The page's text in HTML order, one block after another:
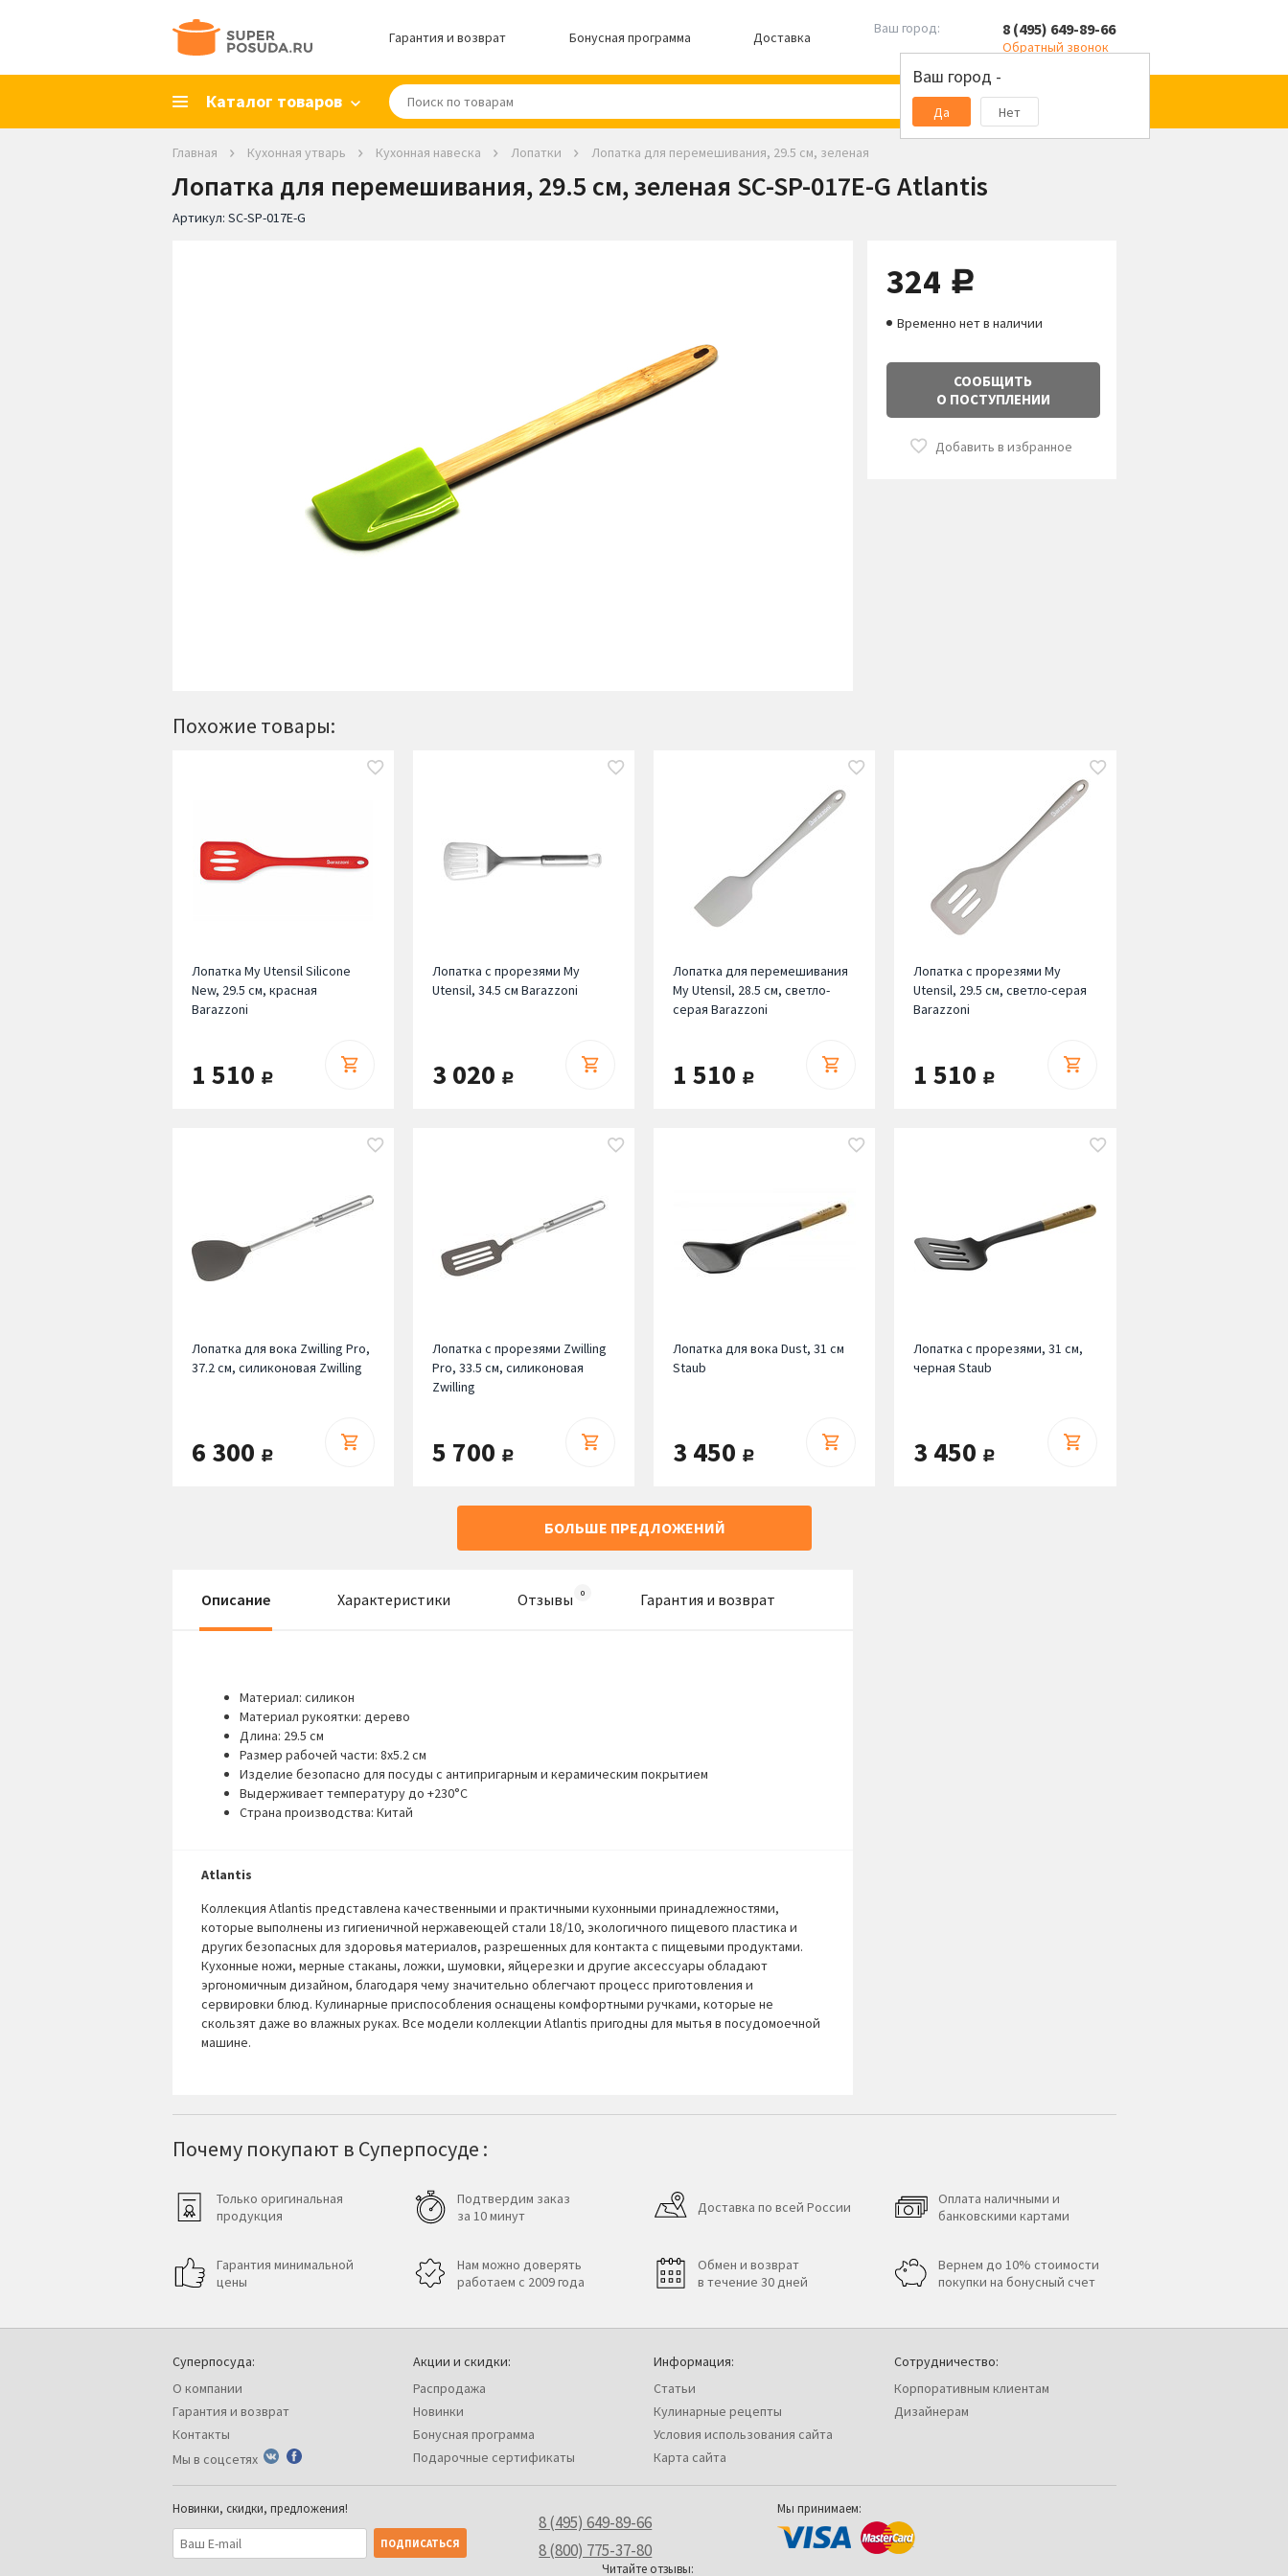
Гарантия и возврат Бонусная программа Доставка
Ваш город:
Ваш город -
Да Нет
8 (495) 649-89-66
Обратный звонок
Каталог товаров
Главная Кухонная утварь Кухонная навеска Лопатки Лопатка для перемешивания, 29.5 см, зеленая
Лопатка для перемешивания, 29.5 см, зеленая SC-SP-017E-G Atlantis
Артикул: SC-SP-017E-G
324 руб.
Временно нет в наличии
СООБЩИТЬ
О ПОСТУПЛЕНИИ
Добавить в избранное
Похожие товары:
Лопатка My Utensil Silicone
New, 29.5 см, красная
Barazzoni
1 510 руб.
Лопатка с прорезями My
Utensil, 34.5 см Barazzoni
3 020 руб.
Лопатка для перемешивания
My Utensil, 28.5 см, светло-
серая Barazzoni
1 510 руб.
Лопатка с прорезями My
Utensil, 29.5 см, светло-серая
Barazzoni
1 510 руб.
Лопатка для вока Zwilling Pro,
37.2 см, силиконовая Zwilling
6 300 руб.
Лопатка с прорезями Zwilling
Pro, 33.5 см, силиконовая
Zwilling
5 700 руб.
Лопатка для вока Dust, 31 см
Staub
3 450 руб.
Лопатка с прорезями, 31 см,
черная Staub
3 450 руб.
БОЛЬШЕ ПРЕДЛОЖЕНИЙ
Описание Характеристики Отзывы Гарантия и возврат
Материал: силикон
Материал рукоятки: дерево
Длина: 29.5 см
Размер рабочей части: 8х5.2 см
Изделие безопасно для посуды с антипригарным и керамическим покрытием
Выдерживает температуру до +230°С
Страна производства: Китай
Atlantis
Коллекция Atlantis представлена качественными и практичными кухонными принадлежностями,
которые выполнены из гигиеничной нержавеющей стали 18/10, экологичного пищевого пластика и
других безопасных для здоровья материалов, разрешенных для контакта с пищевыми продуктами.
Кухонные ножи, мерные стаканы, ложки, шумовки, яйцерезки и другие аксессуары обладают
эргономичным дизайном, благодаря чему значительно облегчают процесс приготовления и
сервировки блюд. Кулинарные приспособления оснащены комфортными ручками, которые не
скользят даже во влажных руках. Все модели коллекции Atlantis пригодны для мытья в посудомоечной
машине.
Почему покупают в Суперпосуде :
Только оригинальная
продукция
Гарантия минимальной
цены
Подтвердим заказ
за 10 минут
Нам можно доверять
работаем с 2009 года
Доставка по всей России
Обмен и возврат
в течение 30 дней
Оплата наличными и
банковскими картами
Вернем до 10% стоимости
покупки на бонусный счет
Суперпосуда:
О компании
Гарантия и возврат
Контакты
Мы в соцсетях
Акции и скидки:
Распродажа
Новинки
Бонусная программа
Подарочные сертификаты
Информация:
Статьи
Кулинарные рецепты
Условия использования сайта
Карта сайта
Сотрудничество:
Корпоративным клиентам
Дизайнерам
Новинки, скидки, предложения!
8 (495) 649-89-66
8 (800) 775-37-80
Мы принимаем:
Читайте отзывы: